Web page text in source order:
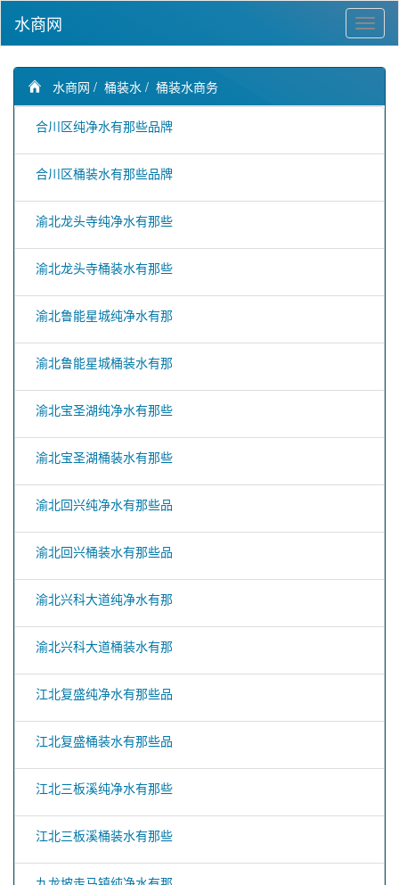
水商网
水商网 / 桶装水 / 桶装水商务
合川区纯净水有那些品牌
合川区桶装水有那些品牌
渝北龙头寺纯净水有那些
渝北龙头寺桶装水有那些
渝北鲁能星城纯净水有那
渝北鲁能星城桶装水有那
渝北宝圣湖纯净水有那些
渝北宝圣湖桶装水有那些
渝北回兴纯净水有那些品
渝北回兴桶装水有那些品
渝北兴科大道纯净水有那
渝北兴科大道桶装水有那
江北复盛纯净水有那些品
江北复盛桶装水有那些品
江北三板溪纯净水有那些
江北三板溪桶装水有那些